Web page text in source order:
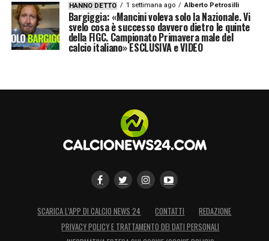
HANNO DETTO 1 settimana ago Alberto Petrosilli
Bargiggia: «Mancini voleva solo la Nazionale. Vi
svelo cosa è successo davvero dietro le quinte
della FIGC. Campionato Primavera male del
calcio italiano» ESCLUSIVA e VIDEO
SCARICA L’APP DI CALCIO NEWS 24 CONTATTI
REDAZIONE
PRIVACY POLICY E TRATTAMENTO DEI DATI PERSONALI